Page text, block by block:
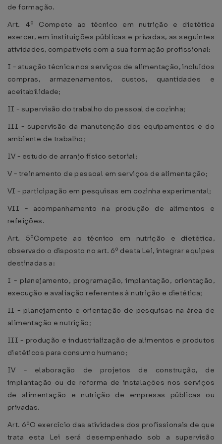
de formação.
Art. 4º Compete ao técnico em nutrição e dietética
exercer, em instituições públicas e privadas, as seguintes
atividades, compatíveis com a sua formação profissional:
I - atuação técnica nos serviços de alimentação, incluídos
compras, armazenamentos, custos, quantidades e
aceitabilidade;
II - supervisão do trabalho do pessoal de cozinha;
III - supervisão da manutenção dos equipamentos e do
ambiente de trabalho;
IV - estudo de arranjo físico setorial;
V - treinamento de pessoal em serviços de alimentação;
VI - participação em pesquisas em cozinha experimental;
VII - acompanhamento na produção de alimentos e
refeições.
Art. 5ºCompete ao técnico em nutrição e dietética,
observado o disposto no art. 6º desta Lei, integrar equipes
destinadas a:
I - planejamento, programação, implantação, orientação,
execução e avaliação referentes à nutrição e dietética;
II - planejamento e orientação de pesquisas na área de
alimentação e nutrição;
III - produção e industrialização de alimentos e produtos
dietéticos para consumo humano;
IV - elaboração de projetos de construção, de
implantação ou de reforma de instalações nos serviços
de alimentação e nutrição de empresas públicas ou
privadas.
Art. 6ºO exercício das atividades dos profissionais de que
trata esta Lei será desempenhado sob a supervisão